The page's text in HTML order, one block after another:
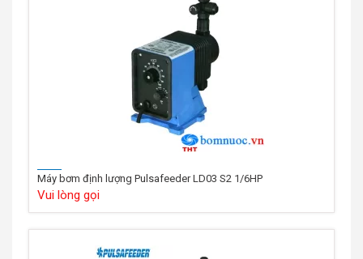
Máy bơm định lượng Pulsafeeder LD03 S2 1/6HP
Vui lòng gọi